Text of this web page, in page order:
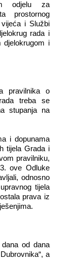
odjelu za
prostornog
i Službi
rada i
djelokrugom i
pravilnika o
treba se
stupanja na
i dopunama
tijela Grada i
pravilniku,
ove Odluke
odnosno
tijela
prava iz
od dana
a